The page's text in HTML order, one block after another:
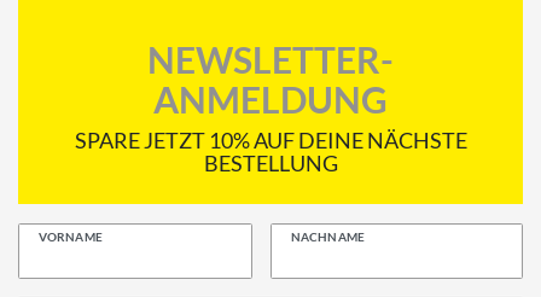
NEWSLETTER-
ANMELDUNG
SPARE JETZT 10% AUF DEINE NÄCHSTE
BESTELLUNG
VORNAME NACHNAME